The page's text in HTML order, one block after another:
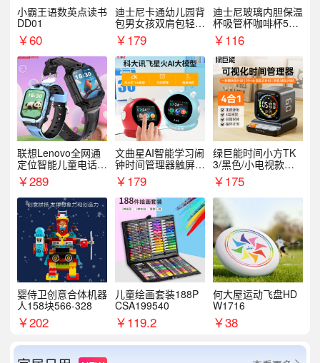
小霸王语数英点读书
DD01
￥60
迪士尼卡通幼儿园背
包男女孩双肩包轻便
可爱小背包B20107
￥179
迪士尼玻璃内胆保温
杯吸管杯咖啡杯530
MLH15135
￥116
联想Lenovo全网通
定位智能儿童电话手
表A1
￥289
文曲星AI智能学习闹
钟时间管理器触屏N
1pro
￥179
绿巨能时间小方TK
3/黑色/小电视款【T
K3】
￥175
婴侍卫创意合体机器
人158块566-328
￥202
儿童绘画套装188P
CSA199540
￥119.2
何大屋运动飞盘HD
W1716
￥38